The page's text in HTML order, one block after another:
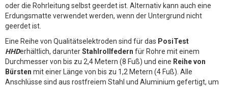
oder die Rohrleitung selbst geerdet ist. Alternativ kann auch eine
Erdungsmatte verwendet werden, wenn der Untergrund nicht
geerdet ist.
Eine Reihe von Qualitätselektroden sind für das PosiTest
HHDerhältlich, darunterStahlrollfedern für Rohre mit einem
Durchmesser von bis zu 2,4 Metern (8 Fuß) und eine Reihe von
Bürsten mit einer Länge von bis zu 1,2 Metern (4 Fuß). Alle
Anschlüsse sind aus rostfreiem Stahl und Aluminium gefertigt, um